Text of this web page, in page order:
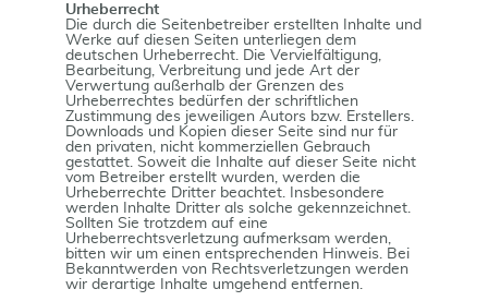
Urheberrecht
Die durch die Seitenbetreiber erstellten Inhalte und
Werke auf diesen Seiten unterliegen dem
deutschen Urheberrecht. Die Vervielfältigung,
Bearbeitung, Verbreitung und jede Art der
Verwertung außerhalb der Grenzen des
Urheberrechtes bedürfen der schriftlichen
Zustimmung des jeweiligen Autors bzw. Erstellers.
Downloads und Kopien dieser Seite sind nur für
den privaten, nicht kommerziellen Gebrauch
gestattet. Soweit die Inhalte auf dieser Seite nicht
vom Betreiber erstellt wurden, werden die
Urheberrechte Dritter beachtet. Insbesondere
werden Inhalte Dritter als solche gekennzeichnet.
Sollten Sie trotzdem auf eine
Urheberrechtsverletzung aufmerksam werden,
bitten wir um einen entsprechenden Hinweis. Bei
Bekanntwerden von Rechtsverletzungen werden
wir derartige Inhalte umgehend entfernen.